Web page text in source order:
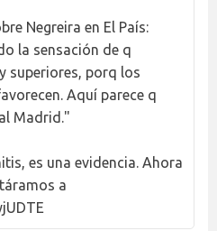
Negreira en El País:
la sensación de q
superiores, porq los
Aquí parece q
Madrid."
es una evidencia. Ahora
a